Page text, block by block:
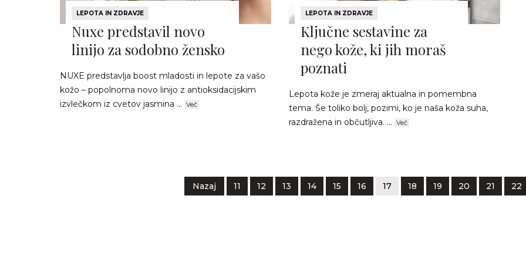
LEPOTA IN ZDRAVJE
Nuxe predstavil novo
linijo za sodobno žensko
NUXE predstavlja boost mladosti in lepote za vašo
kožo – popolnoma novo linijo z antioksidacijskim
izvlečkom iz cvetov jasmina ... Več
LEPOTA IN ZDRAVJE
Ključne sestavine za
nego kože, ki jih moraš
poznati
Lepota kože je zmeraj aktualna in pomembna
tema. Še toliko bolj, pozimi, ko je naša koža suha,
razdražena in občutljiva. ... Več
Nazaj 11 12 13 14 15 16 17 18 19 20 21 22